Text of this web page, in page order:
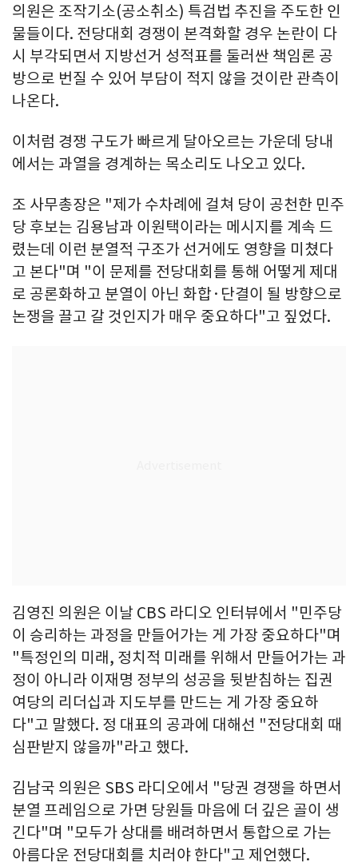
의원은 조작기소(공소취소) 특검법 추진을 주도한 인
물들이다. 전당대회 경쟁이 본격화할 경우 논란이 다
시 부각되면서 지방선거 성적표를 둘러싼 책임론 공
방으로 번질 수 있어 부담이 적지 않을 것이란 관측이
나온다.
이처럼 경쟁 구도가 빠르게 달아오르는 가운데 당내
에서는 과열을 경계하는 목소리도 나오고 있다.
조 사무총장은 "제가 수차례에 걸쳐 당이 공천한 민주
당 후보는 김용남과 이원택이라는 메시지를 계속 드
렸는데 이런 분열적 구조가 선거에도 영향을 미쳤다
고 본다"며 "이 문제를 전당대회를 통해 어떻게 제대
로 공론화하고 분열이 아닌 화합·단결이 될 방향으로
논쟁을 끌고 갈 것인지가 매우 중요하다"고 짚었다.
김영진 의원은 이날 CBS 라디오 인터뷰에서 "민주당
이 승리하는 과정을 만들어가는 게 가장 중요하다"며
"특정인의 미래, 정치적 미래를 위해서 만들어가는 과
정이 아니라 이재명 정부의 성공을 뒷받침하는 집권
여당의 리더십과 지도부를 만드는 게 가장 중요하
다"고 말했다. 정 대표의 공과에 대해선 "전당대회 때
심판받지 않을까"라고 했다.
김남국 의원은 SBS 라디오에서 "당권 경쟁을 하면서
분열 프레임으로 가면 당원들 마음에 더 깊은 골이 생
긴다"며 "모두가 상대를 배려하면서 통합으로 가는
아름다운 전당대회를 치러야 한다"고 제언했다.